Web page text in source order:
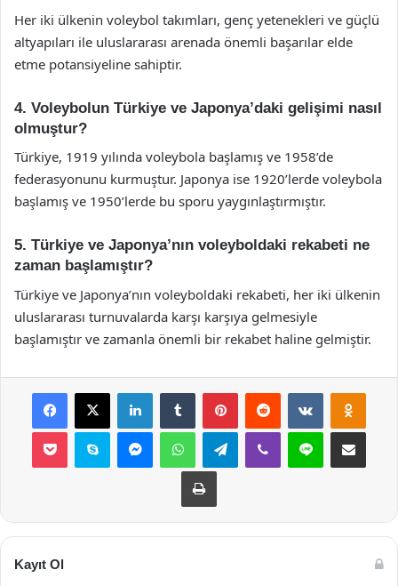
Her iki ülkenin voleybol takımları, genç yetenekleri ve güçlü
altyapıları ile uluslararası arenada önemli başarılar elde
etme potansiyeline sahiptir.
4. Voleybolun Türkiye ve Japonya’daki gelişimi nasıl
olmuştur?
Türkiye, 1919 yılında voleybola başlamış ve 1958’de
federasyonunu kurmuştur. Japonya ise 1920’lerde voleybola
başlamış ve 1950’lerde bu sporu yaygınlaştırmıştır.
5. Türkiye ve Japonya’nın voleyboldaki rekabeti ne
zaman başlamıştır?
Türkiye ve Japonya’nın voleyboldaki rekabeti, her iki ülkenin
uluslararası turnuvalarda karşı karşıya gelmesiyle
başlamıştır ve zamanla önemli bir rekabet haline gelmiştir.
Facebook
X LinkedInTumblr PinterestReddit VKontakte
Pocket Skype MessengerWhatsAppTelegramViber Line E-Posta ile
Yazdır
Kayıt Ol